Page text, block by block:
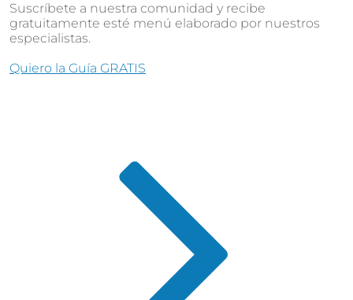
Suscríbete a nuestra comunidad y recibe
gratuitamente esté menú elaborado por nuestros
especialistas.
Quiero la Guía GRATIS